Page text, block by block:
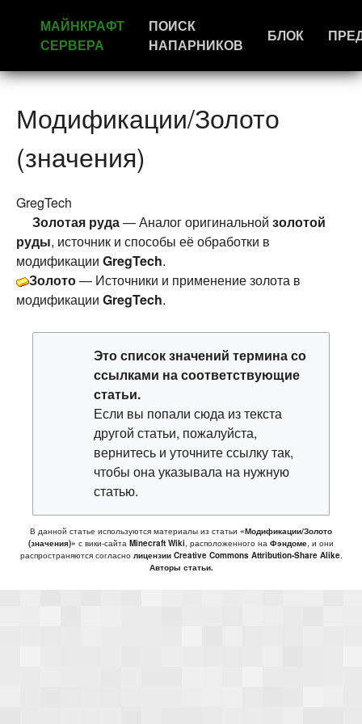
МАЙНКРАФТ
СЕРВЕРА
ПОИСК
НАПАРНИКОВ
БЛОК
Модификации/Золото
(значения)
GregTech
Золотая руда— Аналог оригинальной золотой
руды, источник и способы её обработки в
модификации GregTech.
Золото— Источники и применение золота в
модификации GregTech.
Этосписок значений терминасо
ссылками на соответствующие
статьи.
Если вы попали сюда из текста
другой статьи, пожалуйста,
вернитесь и уточните ссылку так,
чтобы она указывала на нужную
статью.
В данной статье используются материалы из статьи «Модификации/Золото
(значения)» с вики-сайта Minecraft Wiki, расположенного на Фэндоме, и они
распространяются согласно лицензии Creative Commons Attribution-Share Alike.
Авторы статьи.